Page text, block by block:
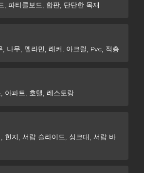
, 파티클보드, 합판, 단단한 목재
, 나무, 멜라민, 래커, 아크릴, Pvc, 적층
아파트, 호텔, 레스토랑
힌지, 서랍 슬라이드, 싱크대, 서랍 바